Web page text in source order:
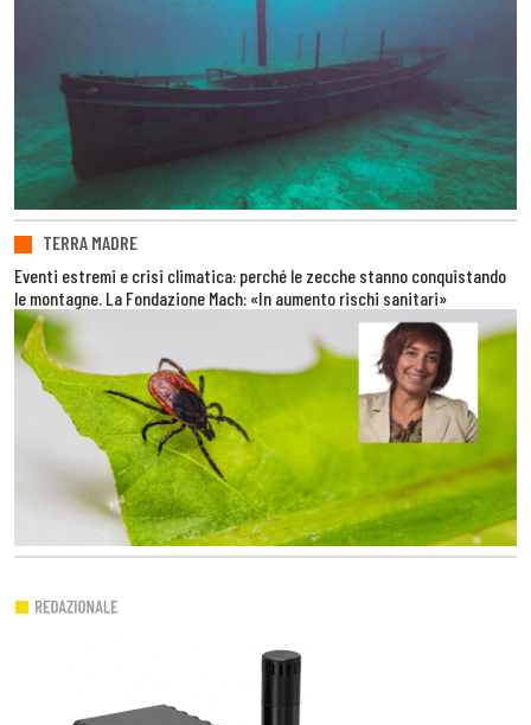
TERRA MADRE
Eventi estremi e crisi climatica: perché le zecche stanno conquistando
le montagne. La Fondazione Mach: «In aumento rischi sanitari»